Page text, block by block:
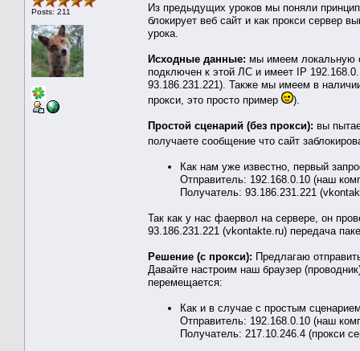
Posts: 211
Из предыдущих уроков мы поняли
блокирует веб сайт и как прокси сервер
урока.
Исходные данные: мы имеем локальную
подключен к этой ЛС и имеет IP
93.186.231.221). Также мы имеем в
прокси, это просто пример
).
Простой сценарий (без прокси): вы
получаете сообщение что сайт
Как нам уже известно, первый
Отправитель: 192.168.0.10 (наш
Получатель: 93.186.231.221
Так как у нас фаервол на сервере, он
93.186.231.221 (vkontakte.ru) передача
Решение (с прокси): Предлагаю
Давайте настроим наш браузер
перемещается:
Как и в случае с простым
Отправитель: 192.168.0.10 (наш
Получатель: 217.10.246.4 (прокси